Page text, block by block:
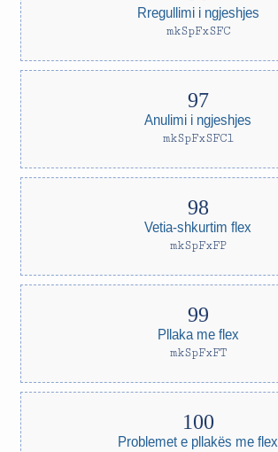
Rregullimi i ngjeshjes
mkSpFxSFC
Anulimi i ngjeshjes
mkSpFxSFCl
Vetia-shkurtim flex
mkSpFxFP
Pllaka me flex
mkSpFxFT
Problemet e pllakës me flex